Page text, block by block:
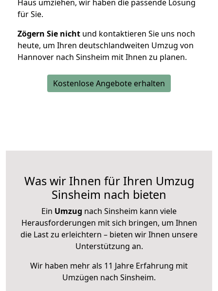
Haus umziehen, wir haben die passende Lösung
für Sie.
Zögern Sie nicht und kontaktieren Sie uns noch
heute, um Ihren deutschlandweiten Umzug von
Hannover nach Sinsheim mit Ihnen zu planen.
Kostenlose Angebote erhalten
Was wir Ihnen für Ihren Umzug
Sinsheim nach bieten
Ein Umzug nach Sinsheim kann viele
Herausforderungen mit sich bringen, um Ihnen
die Last zu erleichtern – bieten wir Ihnen unsere
Unterstützung an.
Wir haben mehr als 11 Jahre Erfahrung mit
Umzügen nach Sinsheim.